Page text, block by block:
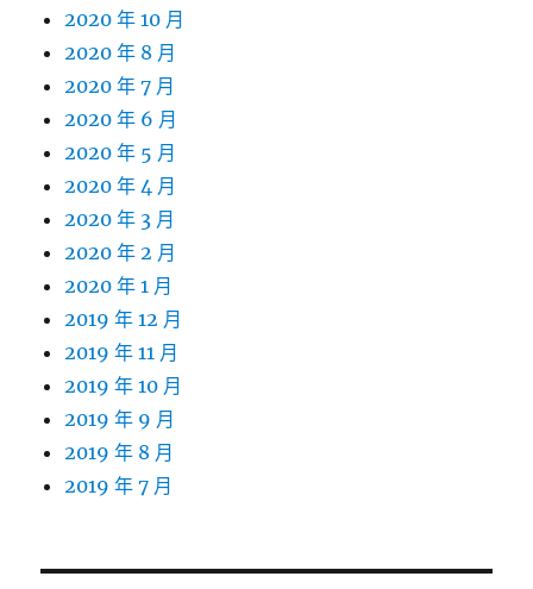
2020 年 10 月
2020 年 8 月
2020 年 7 月
2020 年 6 月
2020 年 5 月
2020 年 4 月
2020 年 3 月
2020 年 2 月
2020 年 1 月
2019 年 12 月
2019 年 11 月
2019 年 10 月
2019 年 9 月
2019 年 8 月
2019 年 7 月